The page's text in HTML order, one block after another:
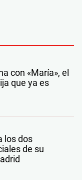
con «María», el
que ya es
los dos
de su